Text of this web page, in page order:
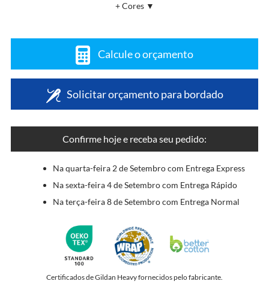
+ Cores ▼
Calcule o orçamento
Solicitar orçamento para bordado
Confirme hoje e receba seu pedido:
Na quarta-feira 2 de Setembro com Entrega Express
Na sexta-feira 4 de Setembro com Entrega Rápido
Na terça-feira 8 de Setembro com Entrega Normal
Certificados de Gildan Heavy fornecidos pelo fabricante.